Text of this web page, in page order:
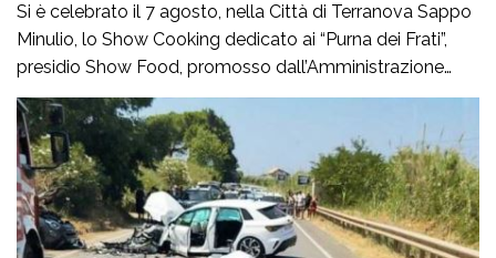
Si è celebrato il 7 agosto, nella Città di Terranova Sappo
Minulio, lo Show Cooking dedicato ai “Purna dei Frati”,
presidio Show Food, promosso dall’Amministrazione
Comunale guidata dal Sindaco Ettore Tigani. Giunta alla
sua quarta edizione, la manifestazione ha introdotto
quest’anno una significativa novità: il food pairing, l’arte di
accostare e valorizzare i sapori individuando […]